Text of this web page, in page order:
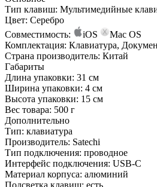
Тип клавиш: Мультимедийные
Цвет: Серебро
Совместимость:
iOS
Mac OS
Комплектация: Клавиатура,
Страна производитель: Китай
Габариты
Длина упаковки: 31 см
Ширина упаковки: 4 см
Высота упаковки: 15 см
Вес товара: 500 г
Дополнительно
Тип: клавиатура
Производитель: Satechi
Тип подключения: проводное
Интерфейс подключения: USB-C
Материал корпуса: алюминий
Подсветка клавиш: есть